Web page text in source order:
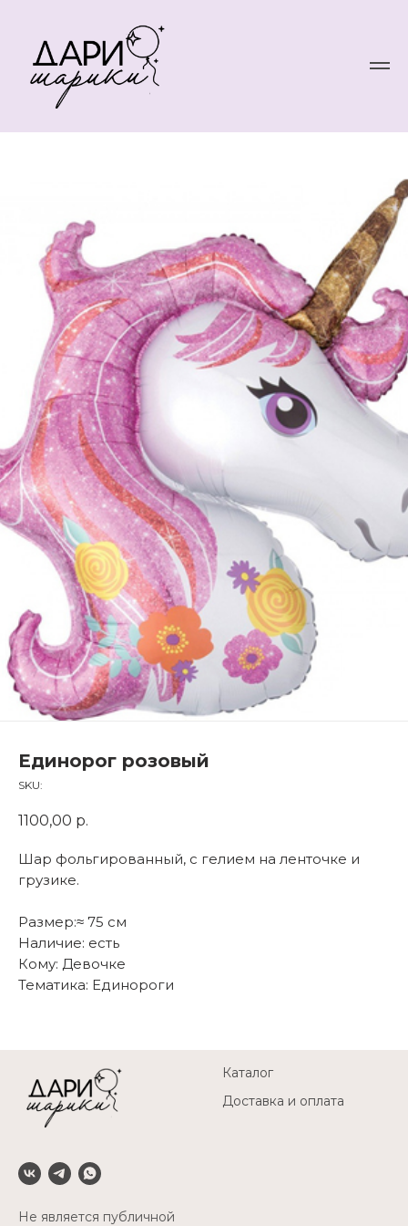
Единорог розовый
SKU:
1100,00 р.
Шар фольгированный, с гелием на ленточке и
грузике.
Размер:≈ 75 см
Наличие: есть
Кому: Девочке
Тематика: Единороги
Не является публичной
Каталог
Доставка и оплата